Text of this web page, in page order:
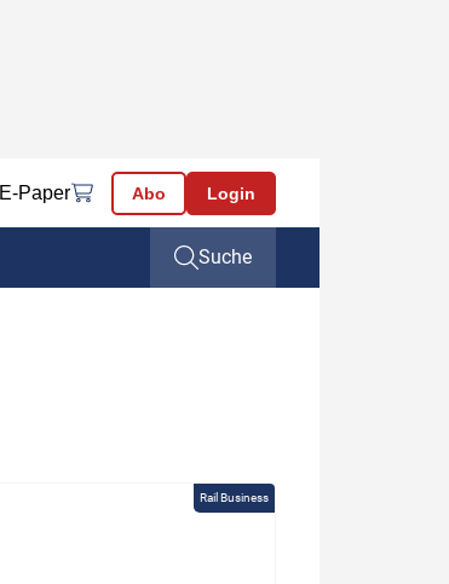
E-Paper Abo Login
Suche
Rail Business